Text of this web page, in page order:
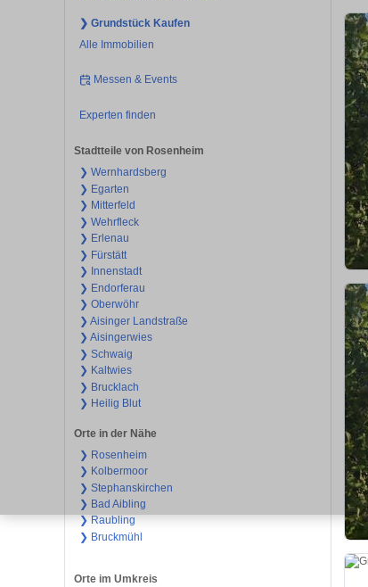
❯ Grundstück Kaufen
Alle Immobilien
Messen & Events
Experten finden
Stadtteile von Rosenheim
❯ Wernhardsberg
❯ Egarten
❯ Mitterfeld
❯ Wehrfleck
❯ Erlenau
❯ Fürstätt
❯ Innenstadt
❯ Endorferau
❯ Oberwöhr
❯ Aisinger Landstraße
❯ Aisingerwies
❯ Schwaig
❯ Kaltwies
❯ Brucklach
❯ Heilig Blut
Orte in der Nähe
❯ Rosenheim
❯ Kolbermoor
❯ Stephanskirchen
❯ Bad Aibling
❯ Raubling
❯ Bruckmühl
Orte im Umkreis